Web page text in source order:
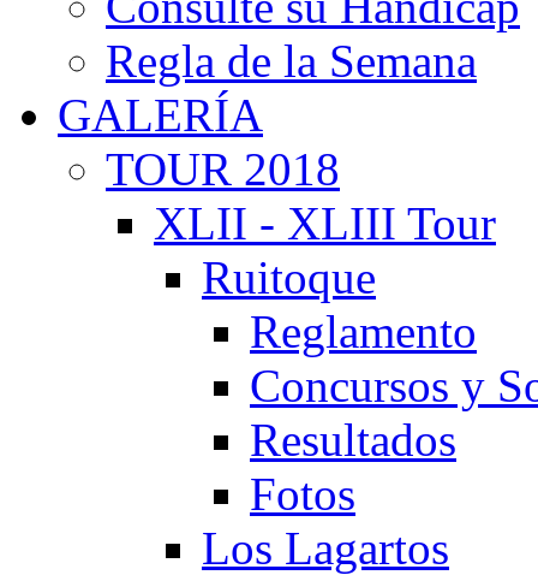
Regla de la Semana
GALERÍA
TOUR 2018
XLII - XLIII Tour
Ruitoque
Reglamento
Concursos y
Resultados
Fotos
Los Lagartos